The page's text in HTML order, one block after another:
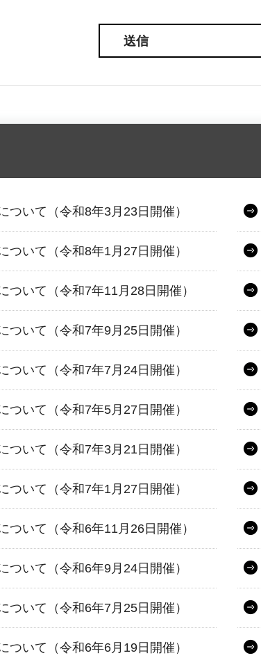
ついて（令和8年3月23日開催）
ついて（令和8年1月27日開催）
ついて（令和7年11月28日開催）
ついて（令和7年9月25日開催）
ついて（令和7年7月24日開催）
ついて（令和7年5月27日開催）
ついて（令和7年3月21日開催）
ついて（令和7年1月27日開催）
ついて（令和6年11月26日開催）
ついて（令和6年9月24日開催）
ついて（令和6年7月25日開催）
ついて（令和6年6月19日開催）